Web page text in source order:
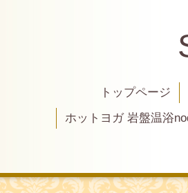
トップページ
ホットヨガ 岩盤温浴